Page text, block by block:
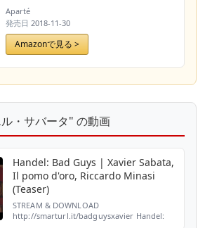
Aparté
発売日 2018-11-30
Amazonで見る >
・サバータ" の動画
Handel: Bad Guys | Xavier Sabata,
Il pomo d'oro, Riccardo Minasi
(Teaser)
STREAM & DOWNLOAD
http://smarturl.it/badguysxavier Handel: